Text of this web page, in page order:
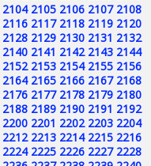
2104 2105 2106 2107 2108
2116 2117 2118 2119 2120
2128 2129 2130 2131 2132
2140 2141 2142 2143 2144
2152 2153 2154 2155 2156
2164 2165 2166 2167 2168
2176 2177 2178 2179 2180
2188 2189 2190 2191 2192
2200 2201 2202 2203 2204
2212 2213 2214 2215 2216
2224 2225 2226 2227 2228